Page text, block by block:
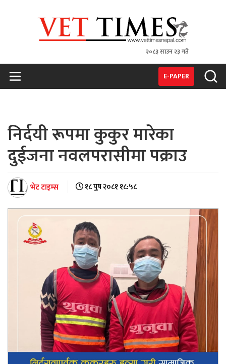
२०८३ साउन २३ गते
E-PAPER
निर्दयी रूपमा कुकुर मारेका
दुईजना नवलपरासीमा पक्राउ
भेट टाइम्स १८ पुष २०८१ १८:५८